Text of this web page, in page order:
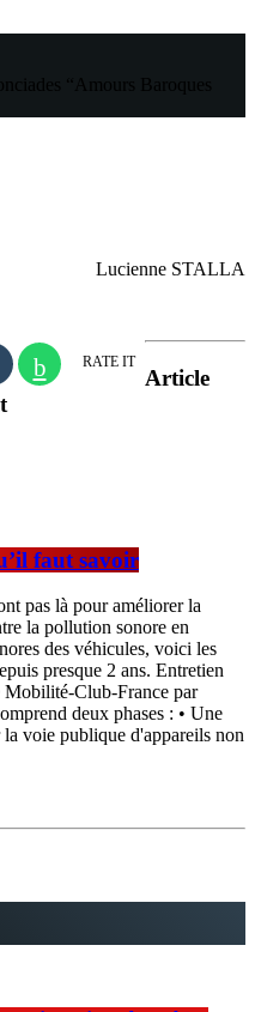
“Amours Baroques
Lucienne STALLA
RATE IT
Article
faut savoir
pas là pour améliorer la
la pollution sonore en
des véhicules, voici les
presque 2 ans. Entretien
Club-France par
deux phases : • Une
voie publique d'appareils non